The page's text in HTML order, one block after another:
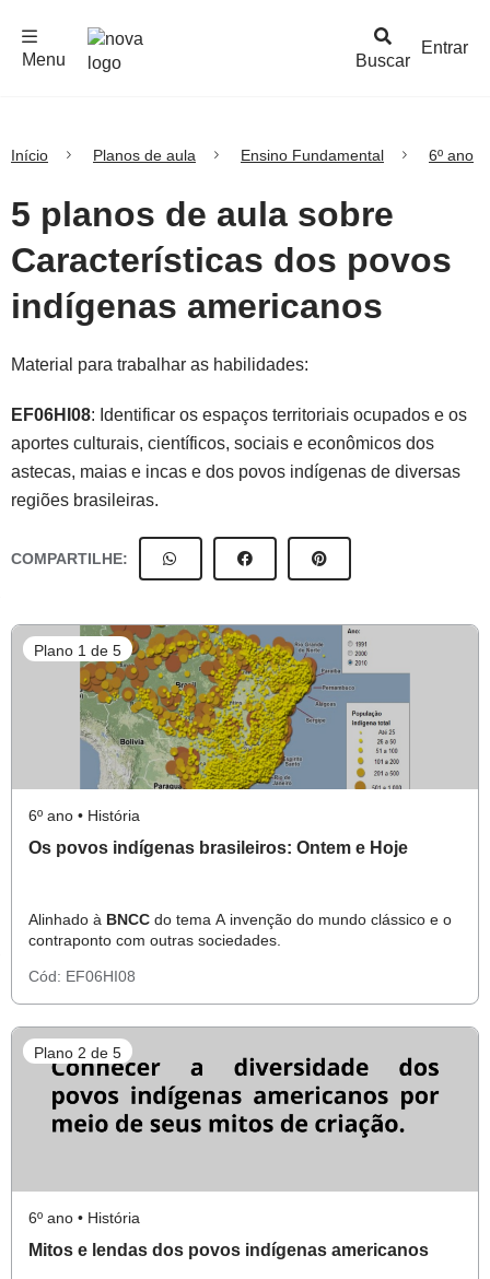
Buscar
Menu
Entrar
Início Planos de aula Ensino Fundamental 6º ano
5 planos de aula sobre
Características dos povos
indígenas americanos
Material para trabalhar as habilidades:
EF06HI08: Identificar os espaços territoriais ocupados e os
aportes culturais, científicos, sociais e econômicos dos
astecas, maias e incas e dos povos indígenas de diversas
regiões brasileiras.
COMPARTILHE:
Plano 1 de 5
6º ano • História
Os povos indígenas brasileiros: Ontem e Hoje
Alinhado à BNCC do tema A invenção do mundo clássico e o
contraponto com outras sociedades.
Cód: EF06HI08
Plano 2 de 5
6º ano • História
Mitos e lendas dos povos indígenas americanos